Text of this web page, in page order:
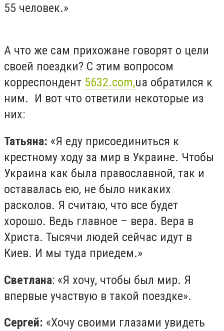
55 человек.»
А что же сам прихожане говорят о цели
своей поездки? С этим вопросом
корреспондент 5632.com,ua обратился к
ним. И вот что ответили некоторые из
них:
Татьяна: «Я еду присоединиться к
крестному ходу за мир в Украине. Чтобы
Украина как была православной, так и
оставалась ею, не было никаких
расколов. Я считаю, что все будет
хорошо. Ведь главное – вера. Вера в
Христа. Тысячи людей сейчас идут в
Киев. И мы туда приедем.»
Светлана: «Я хочу, чтобы был мир. Я
впервые участвую в такой поездке».
Сергей: «Хочу своими глазами увидеть